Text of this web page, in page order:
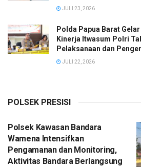
JULI 23, 2026
Polda Papua Barat
Kinerja Itwasum Polri
Pelaksanaan dan
JULI 22, 2026
POLSEK PRESISI
Polsek Kawasan Bandara
Wamena Intensifkan
Pengamanan dan Monitoring,
Aktivitas Bandara Berlangsung